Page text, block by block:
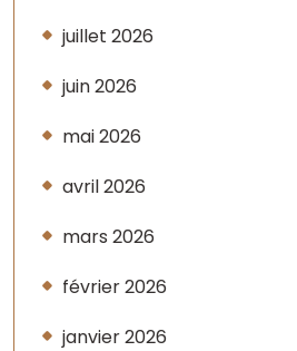
juillet 2026
juin 2026
mai 2026
avril 2026
mars 2026
février 2026
janvier 2026